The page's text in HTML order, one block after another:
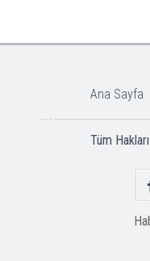
Ana Sayfa
Tüm